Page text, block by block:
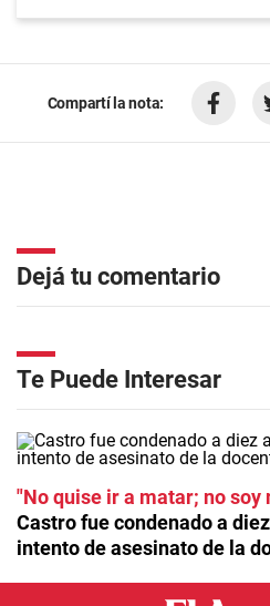
Compartí la nota:
Dejá tu comentario
Te Puede Interesar
"No quise ir a matar; no soy
Castro fue condenado a
intento de asesinato de la